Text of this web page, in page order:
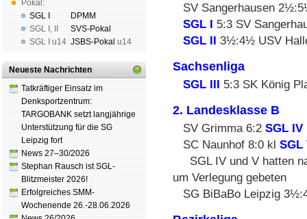
Pokal:
SGL I
SGL I ,
SGL I
u14
DPMM
SVS-Pokal
JSBS-Pokal u14
Neueste Nachrichten
Tatkräftiger Einsatz im
Denksportzentrum:
TARGOBANK setzt langjährige
Unterstützung für die SG
Leipzig fort
News 27–30/2026
Stephan Rausch ist SGL-
Blitzmeister 2026!
Erfolgreiches SMM-
Wochenende 26.-28.06.2026
SV Sangerhausen
SGL I 5:3 SV
SGL II 3½:4½ USV
Sachsenliga
SGL III 5:3 SK König
2. Landesklasse B
SV Grimma 6:2 SGL IV
SC Naunhof 8:0 kl SGL
SGL IV und V hatten
um Verlegung gebeten
SG BiBaBo Leipzig